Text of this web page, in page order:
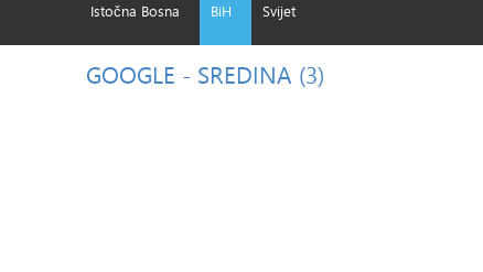
Istočna Bosna BiH Svijet
GOOGLE - SREDINA (3)